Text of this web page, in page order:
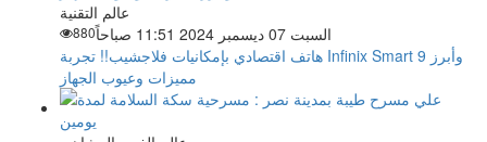
عالم التقنية
السبت 07 ديسمبر 2024 11:51 صباحاً
880
هاتف اقتصادي بإمكانيات فلاجشيب!! تجربة Infinix Smart 9 وأبرز
مميزات وعيوب الجهاز